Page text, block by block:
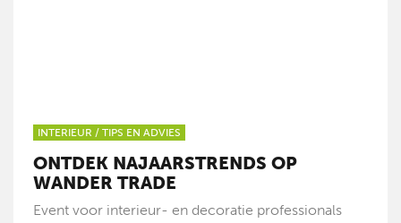
INTERIEUR / TIPS EN ADVIES
ONTDEK NAJAARSTRENDS OP
WANDER TRADE
Event voor interieur- en decoratie professionals